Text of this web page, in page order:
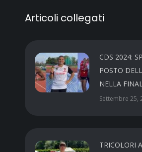
Articoli collegati
CDS 2024:
POSTO
NELLA
Settembre 25,
TRICOLORI